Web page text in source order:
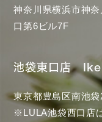
神奈川県横浜市神
口第6ビル7F
池袋東口店
東京都豊島区南池
※LULA池袋西口店